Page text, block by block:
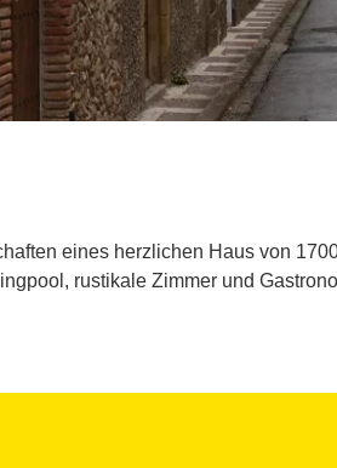
eines herzlichen Haus von
rustikale Zimmer und